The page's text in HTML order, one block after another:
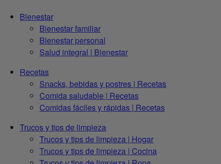
Bienestar
Bienestar familiar
Bienestar personal
Salud integral | Bienestar
Recetas
Snacks, bebidas y postres | Recetas
Comida saludable | Recetas
Comidas fáciles y rápidas | Recetas
Trucos y tips de limpieza
Trucos y tips de limpieza | Hogar
Trucos y tips de limpieza | Cocina